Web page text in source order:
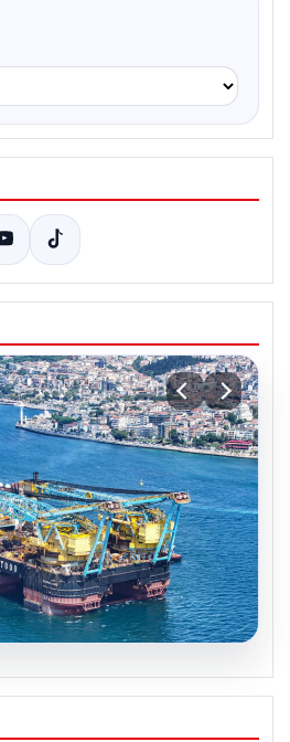
bir dev geçti.
geçebilmek için